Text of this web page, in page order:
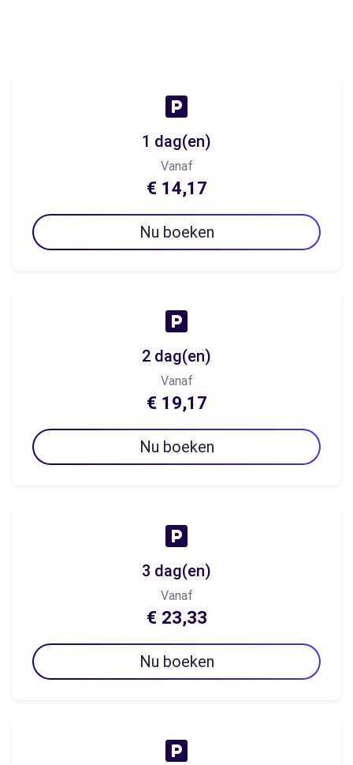
1 dag(en)
Vanaf
€ 14,17
Nu boeken
2 dag(en)
Vanaf
€ 19,17
Nu boeken
3 dag(en)
Vanaf
€ 23,33
Nu boeken